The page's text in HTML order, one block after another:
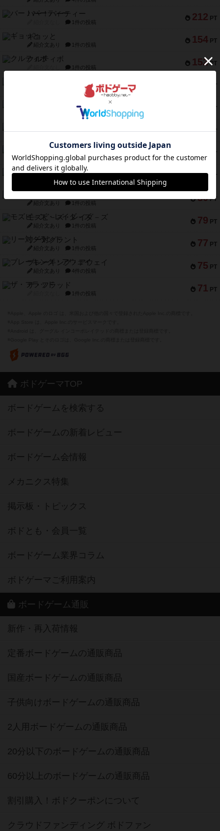
212 PT
バー！パーティー
1件の投稿
154 PT
ギョッと
紹介文あり 1件の投稿
152 PT
クルティボ
1件の投稿
PT
1件の投稿
PT
ドブル：ポケットモンスター
4件の投稿
118 PT
PT
ファースト・イン・フライト
紹介文あり 3件の投稿
88 PT
ダイススローン
紹介文なし 1件の投稿
80 PT
紹介文あり 1件の投稿
79 PT
モズビ－ズ・レイダ－ズ
紹介文あり 1件の投稿
77 PT
リー対グラント
紹介文あり 1件の投稿
75 PT
ブレーキング・アウェイ
紹介文あり 4件の投稿
71 PT
ザ・フラッド
1件の投稿
ボドゲーマTOP
ボードゲームを検索する
ボードゲームの新着レビュー
ボードゲーム会情報
メカニクス特集
掲示板・トピックス
ボドとも・会員一覧
ボードゲーム業界コラム
ボドゲーマご利用案内
ボードゲーム通販
新作・再入荷情報
定番ボードゲームの通販商品
国産ボードゲームの通販商品
子供向けボードゲームの通販商品
2人用ボードゲームの通販商品
20分以下のボードゲームの通販商品
60分以上のボードゲームの通販商品
割引購入！ボドクーポンについて
クラウドファンディング ボドファン